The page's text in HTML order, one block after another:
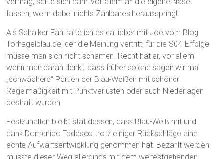
vermag, sollte sich dann vor allem an die eigene Nase
fassen, wenn dabei nichts Zählbares herausspringt.
Als Schalker Fan halte ich es da lieber mit Joe vom Blog
Torhagelblau.de, der die Meinung vertritt, für die S04-Erfolge
müsse man sich nicht schämen. Recht hat er, vor allem
wenn man daran denkt, dass früher solche sagen wir mal
„schwächere“ Partien der Blau-Weißen mit schöner
Regelmäßigkeit mit Punktverlusten oder auch Niederlagen
bestraft wurden.
Festzuhalten bleibt stattdessen, dass Blau-Weiß mit und
dank Domenico Tedesco trotz einiger Rückschläge eine
echte Aufwärtsentwicklung genommen hat. Bezahlt werden
musste dieser Weg allerdings mit dem weitestgehenden